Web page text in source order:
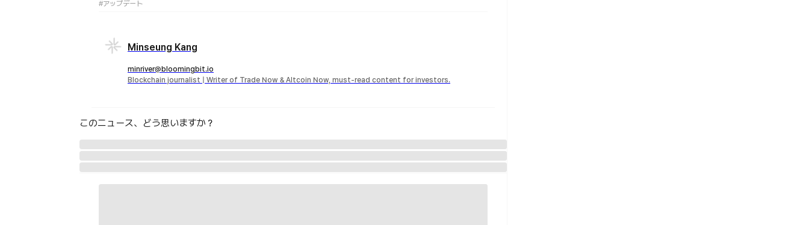
#アップデート
Minseung Kang
minriver@bloomingbit.io
Blockchain journalist | Writer of Trade Now & Altcoin Now, must-read content for investors.
このニュース、どう思いますか？